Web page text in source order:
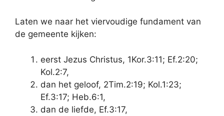
Laten we naar het viervoudige fundament van
de gemeente kijken:
eerst Jezus Christus, 1Kor.3:11; Ef.2:20;
Kol.2:7,
dan het geloof, 2Tim.2:19; Kol.1:23;
Ef.3:17; Heb.6:1,
dan de liefde, Ef.3:17,